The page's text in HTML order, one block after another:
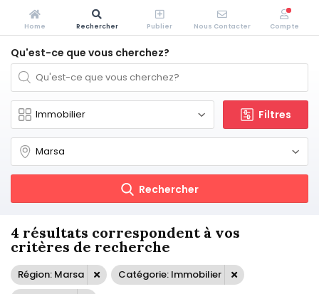
Qu'est-ce que vous cherchez?
Filtres
Rechercher
4 résultats correspondent à vos
critères de recherche
Région: Marsa
Catégorie: Immobilier
Home Rechercher Publier Nous Contacter Compte